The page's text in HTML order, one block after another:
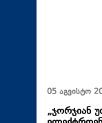
05 აგვისტო
„ჯორჯიან